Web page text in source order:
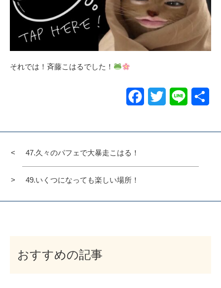
それでは！斉藤こはるでした！
Facebook
Twitter Line
47.久々のパフェで大暴走こはる！
49.いくつになっても楽しい場所！
おすすめの記事